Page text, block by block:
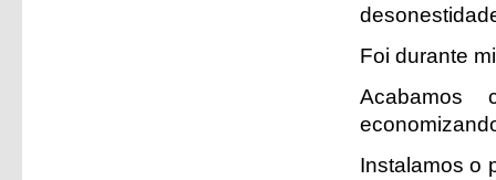
Foi durante
Acabamos
Instalamos o